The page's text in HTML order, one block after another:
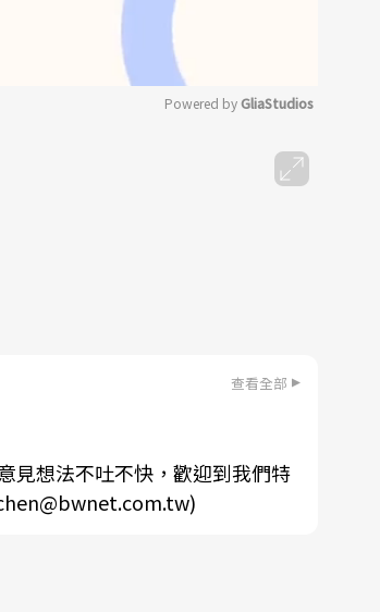
Powered by GliaStudios
查看全部
見想法不吐不快，歡迎到我們特